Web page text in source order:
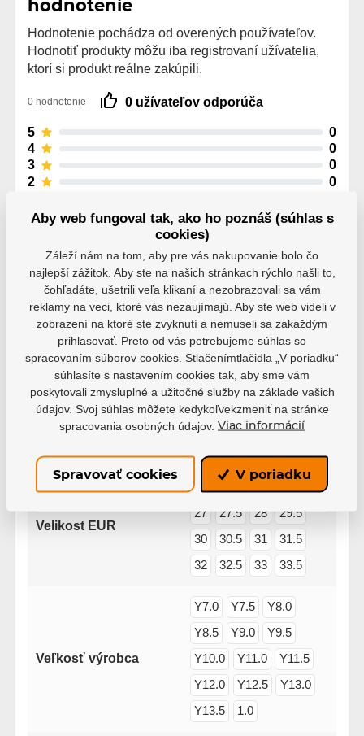
hodnotenie
Hodnotenie pochádza od overených používateľov.
Hodnotiť produkty môžu iba registrovaní užívatelia,
ktorí si produkt reálne zakúpili.
0 hodnotenie 0 užívateľov odporúča
5
0
4
0
3
0
2
0
Parametre
Výrobce Bauer
Varianta Detské
Velikost EUR
25
27
27.5 28
29.5
30
30.5 31
31.5
32
32.5 33 33.5
Veľkosť výrobca
Y7.0 Y7.5
Y8.0
Y8.5
Y9.0
Y9.5
Y10.0
Y11.0
Y11.5
Y12.0
Y12.5
Y13.0
Y13.5
1.0
Aby web fungoval tak, ako ho poznáš (súhlas s
cookies)
Záleží nám na tom, aby pre vás nakupovanie bolo čo
najlepší zážitok. Aby ste na našich stránkach rýchlo našli to,
čohľadáte, ušetrili veľa klikaní a nezobrazovali sa vám
reklamy na veci, ktoré vás nezaujímajú. Aby ste web videli v
zobrazení na ktoré ste zvyknutí a nemuseli sa zakaždým
prihlasovať. Preto od vás potrebujeme súhlas so
spracovaním súborov cookies. Stlačenímtlačidla „V poriadku“
súhlasíte s nastavením cookies tak, aby sme vám
poskytovali zmysluplné a užitočné služby na základe vašich
údajov. Svoj súhlas môžete kedykoľvekzmeniť na stránke
spracovania osobných údajov. Viac informácií
Spravovať cookies V poriadku